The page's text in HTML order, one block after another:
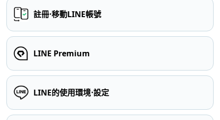
註冊⋅移動LINE帳號
LINE Premium
LINE的使用環境⋅設定